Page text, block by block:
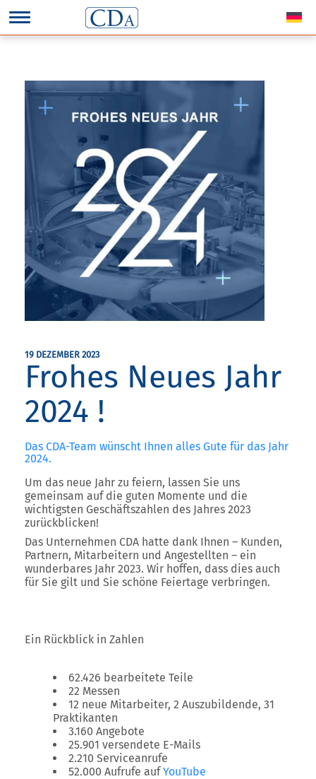
19 DEZEMBER 2023
Frohes Neues Jahr
2024 !
Das CDA-Team wünscht Ihnen alles Gute für das Jahr
2024.
Um das neue Jahr zu feiern, lassen Sie uns
gemeinsam auf die guten Momente und die
wichtigsten Geschäftszahlen des Jahres 2023
zurückblicken!
Das Unternehmen CDA hatte dank Ihnen – Kunden,
Partnern, Mitarbeitern und Angestellten – ein
wunderbares Jahr 2023. Wir hoffen, dass dies auch
für Sie gilt und Sie schöne Feiertage verbringen.
Ein Rückblick in Zahlen
62.426 bearbeitete Teile
22 Messen
12 neue Mitarbeiter, 2 Auszubildende, 31
Praktikanten
3.160 Angebote
25.901 versendete E-Mails
2.210 Serviceanrufe
52.000 Aufrufe aufYouTube